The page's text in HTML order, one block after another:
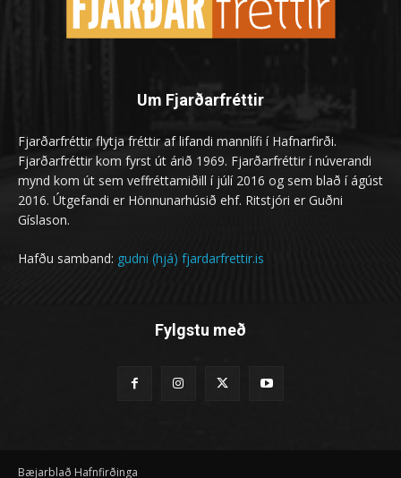
Um Fjarðarfréttir
Fjarðarfréttir flytja fréttir af lifandi mannlífi í Hafnarfirði.
Fjarðarfréttir kom fyrst út árið 1969. Fjarðarfréttir í núverandi
mynd kom út sem veffréttamiðill í júlí 2016 og sem blað í ágúst
2016. Útgefandi er Hönnunarhúsið ehf. Ritstjóri er Guðni
Gíslason.
Hafðu samband: gudni (hjá) fjardarfrettir.is
Fylgstu með
Bæjarblað Hafnfirðinga